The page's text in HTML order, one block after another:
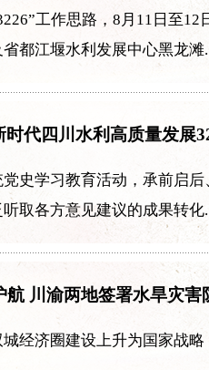
工作思路，8月11日至
都江堰水利发展中心黑龙滩
时代四川水利高质量发展
史学习教育活动，承前启
取各方意见建议的成果转化
航 川渝两地签署水旱灾害
经济圈建设上升为国家战